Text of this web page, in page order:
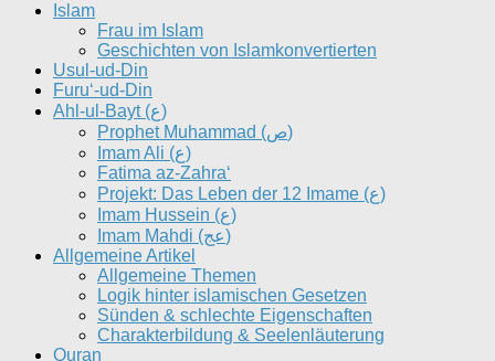
Islam
Frau im Islam
Geschichten von Islamkonvertierten
Usul-ud-Din
Furu‘-ud-Din
Ahl-ul-Bayt (ع)
Prophet Muhammad (ص)
Imam Ali (ع)
Fatima az-Zahra‘
Projekt: Das Leben der 12 Imame (ع)
Imam Hussein (ع)
Imam Mahdi (عج)
Allgemeine Artikel
Allgemeine Themen
Logik hinter islamischen Gesetzen
Sünden & schlechte Eigenschaften
Charakterbildung & Seelenläuterung
Quran